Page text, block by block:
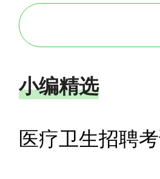
受国务院特殊
承指导老师2
的主要传承基
医药管理局旴
小编精选
医疗卫生招聘